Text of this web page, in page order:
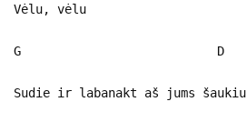
Vėlu, vėlu
G D
Sudie ir labanakt aš jums šaukiu